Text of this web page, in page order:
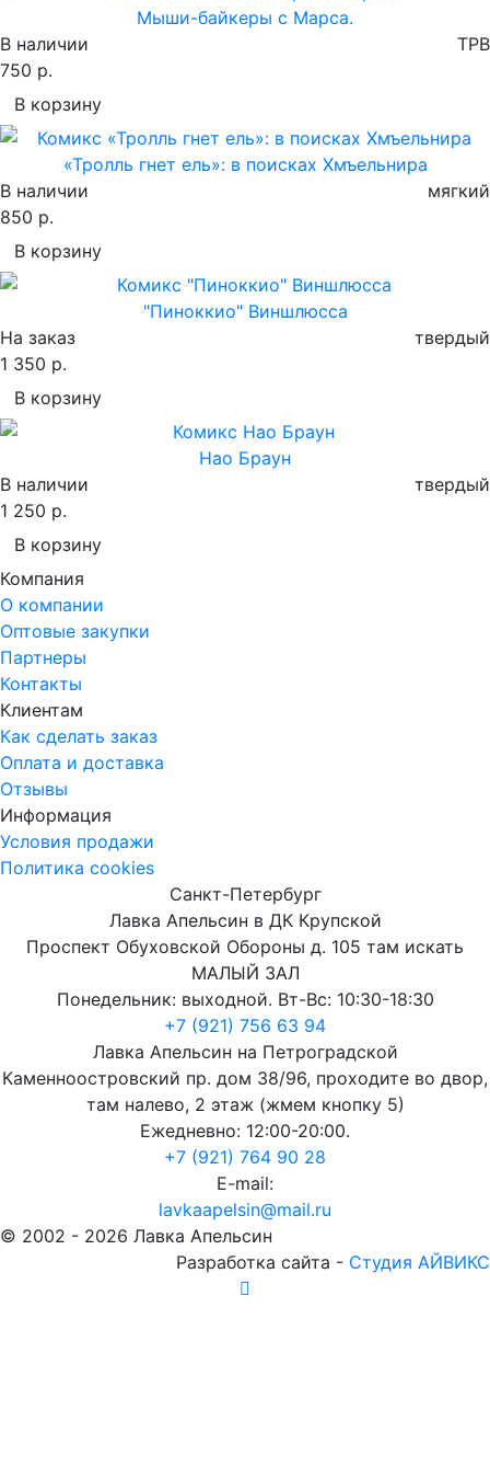
Мыши-байкеры с Марса.
В наличии
TPB
750 р.
В корзину
«Тролль гнет ель»: в поисках Хмъельнира
В наличии
мягкий
850 р.
В корзину
"Пиноккио" Виншлюсса
На заказ
твердый
1 350 р.
В корзину
Нао Браун
В наличии
твердый
1 250 р.
В корзину
Компания
О компании
Оптовые закупки
Партнеры
Контакты
Клиентам
Как сделать заказ
Оплата и доставка
Отзывы
Информация
Условия продажи
Политика cookies
Санкт-Петербург
Лавка Апельсин в ДК Крупской
Проспект Обуховской Обороны д. 105 там искать
МАЛЫЙ ЗАЛ
Понедельник: выходной. Вт-Вс: 10:30-18:30
+7 (921) 756 63 94
Лавка Апельсин на Петроградской
Каменноостровский пр. дом 38/96, проходите во двор,
там налево, 2 этаж (жмем кнопку 5)
Ежедневно: 12:00-20:00.
+7 (921) 764 90 28
E-mail:
lavkaapelsin@mail.ru
© 2002 - 2026 Лавка Апельсин
Разработка сайта - Студия АЙВИКС